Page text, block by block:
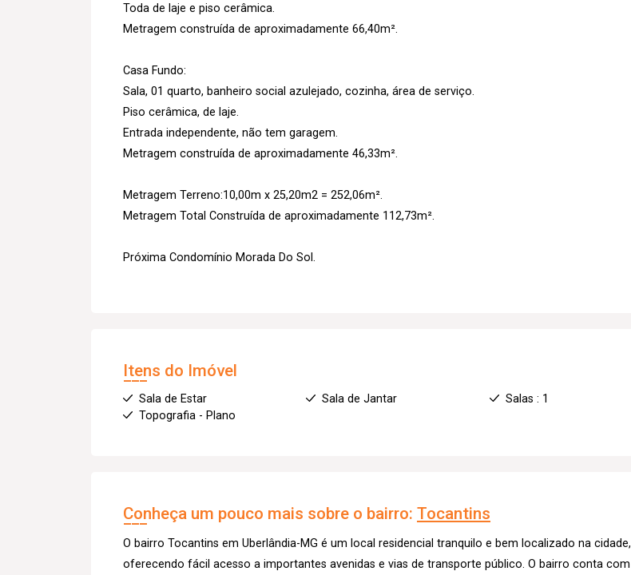
Toda de laje e piso cerâmica.
Metragem construída de aproximadamente 66,40m².
Casa Fundo:
Sala, 01 quarto, banheiro social azulejado, cozinha, área de serviço.
Piso cerâmica, de laje.
Entrada independente, não tem garagem.
Metragem construída de aproximadamente 46,33m².
Metragem Terreno:10,00m x 25,20m2 = 252,06m².
Metragem Total Construída de aproximadamente 112,73m².
Próxima Condomínio Morada Do Sol.
Itens do Imóvel
Sala de Estar Sala de Jantar
Salas : 1
Topografia - Plano
Conheça um pouco mais sobre o bairro: Tocantins
O bairro Tocantins em Uberlândia-MG é um local residencial tranquilo e bem localizado na cidade,
oferecendo fácil acesso a importantes avenidas e vias de transporte público. O bairro conta com